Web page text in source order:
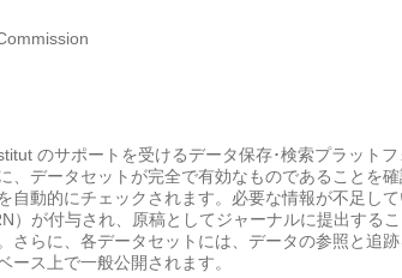
のサポートを受けるデータ保存･検索プラット
、データセットが完全で有効なものであることを
自動的にチェックされます。必要な情報が不足し
）が付与され、原稿としてジャーナルに提出する
さらに、各データセットには、データの参照と追
ース上で一般公開されます。